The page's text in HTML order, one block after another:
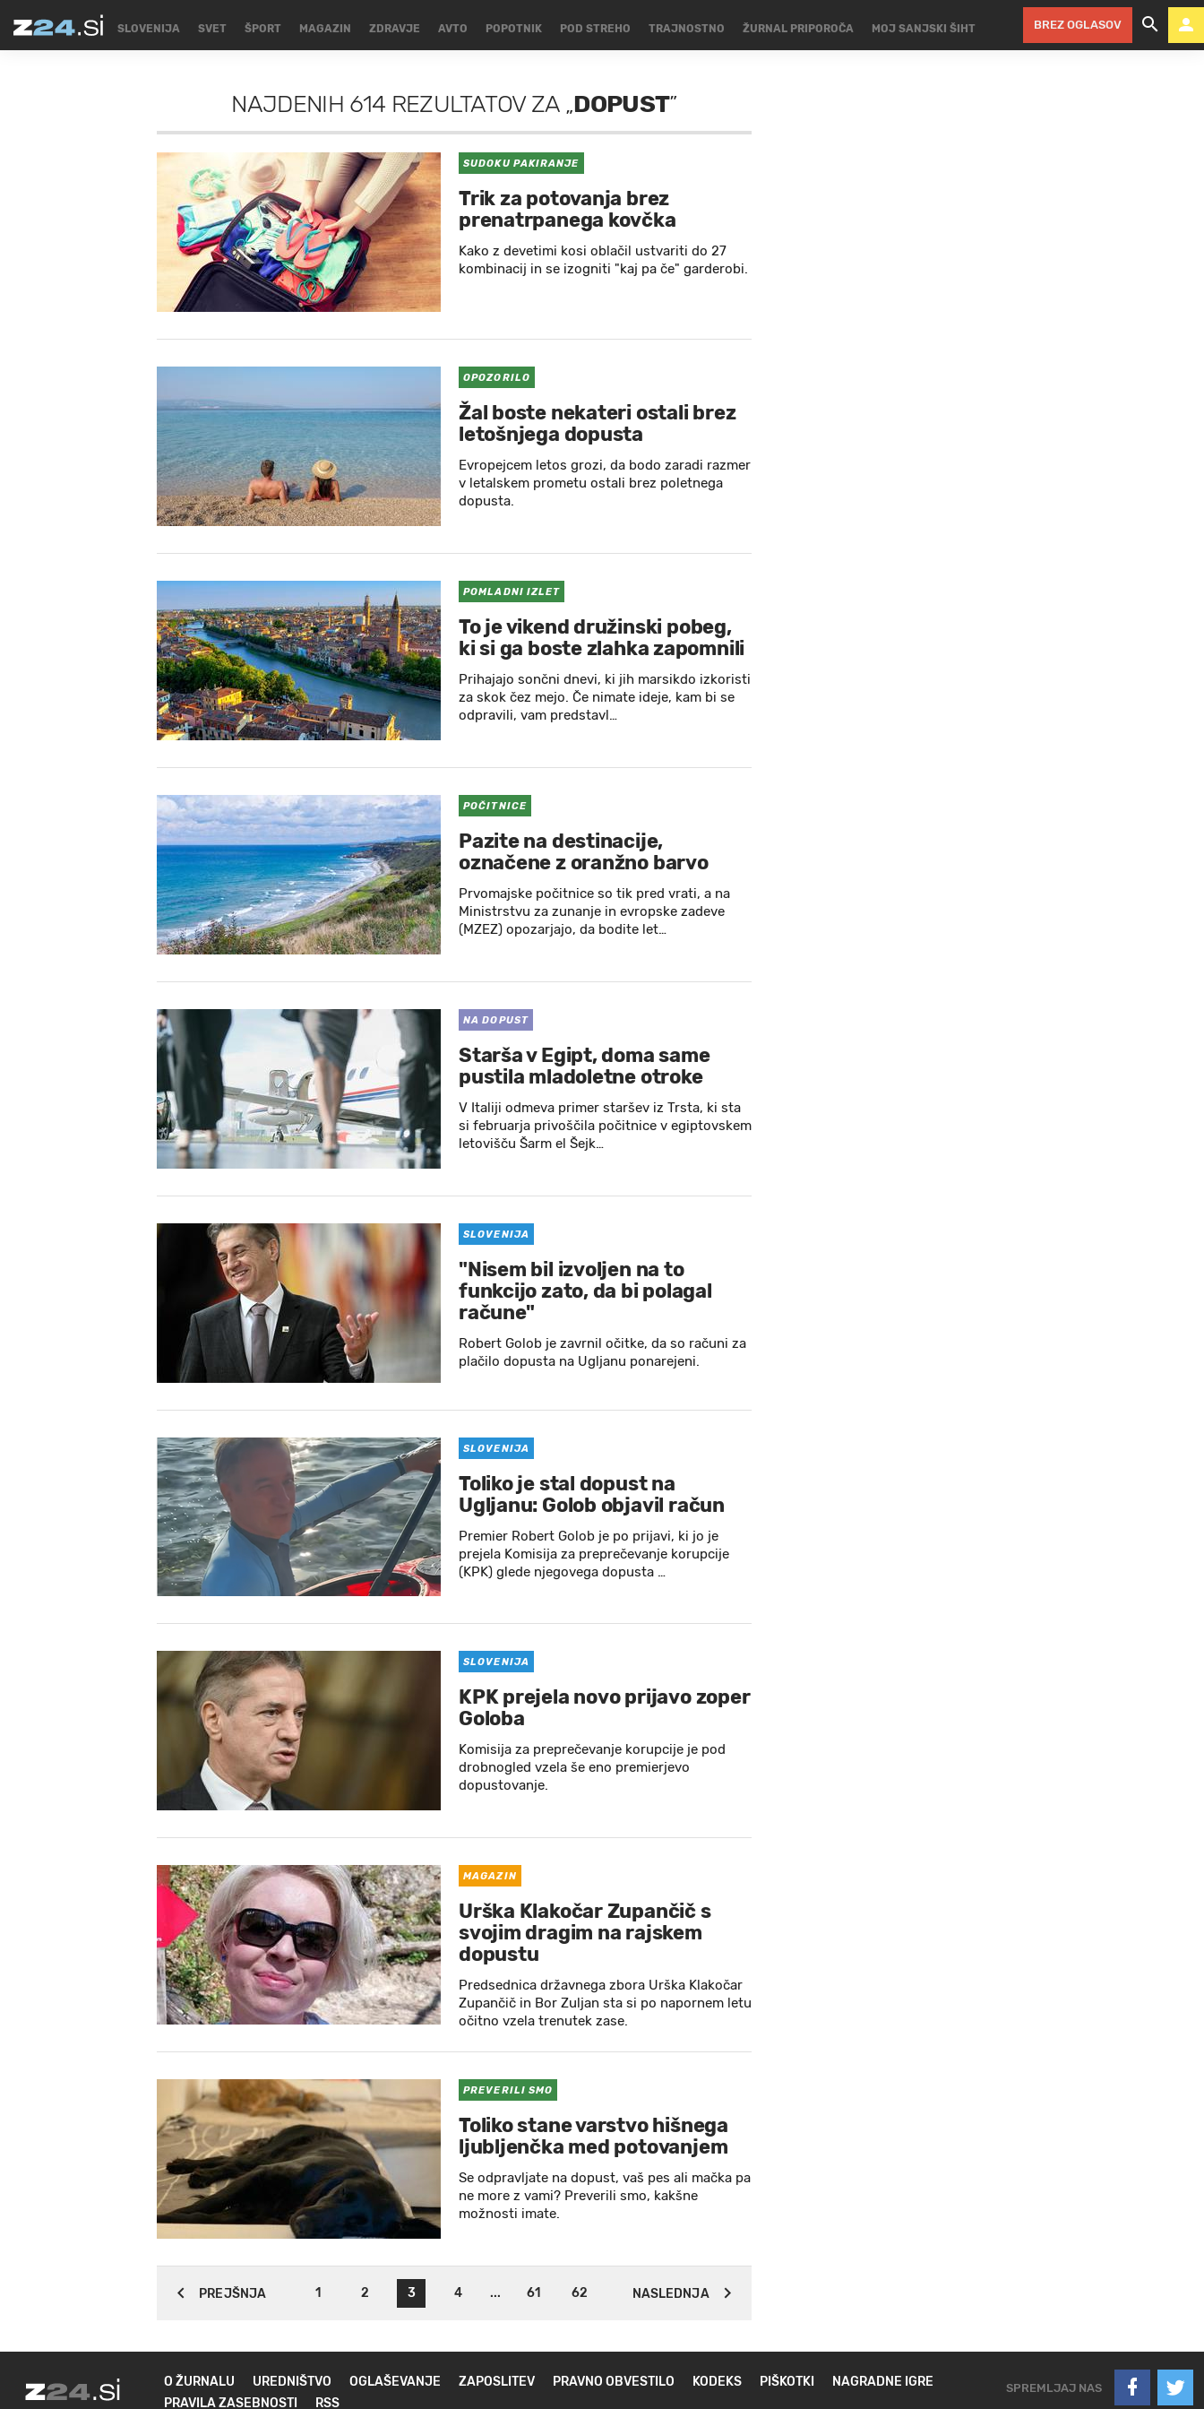
SLOVENIJA SVET ŠPORT MAGAZIN ZDRAVJE AVTO POPOTNIK POD STREHO TRAJNOSTNO ŽURNAL PRIPOROČA MOJ SANJSKI ŠIHT BREZ OGLASOV
NAJDENIH 614 REZULTATOVZA„DOPUST”
SUDOKU PAKIRANJE
Trik za potovanja brez
prenatrpanega kovčka
Kako z devetimi kosi oblačil ustvariti do 27
kombinacij in se izogniti "kaj pa če" garderobi.
OPOZORILO
Žal boste nekateri ostali brez
letošnjega dopusta
Evropejcem letos grozi, da bodo zaradi razmer
v letalskem prometu ostali brez poletnega
dopusta.
POMLADNI IZLET
To je vikend družinski pobeg,
ki si ga boste zlahka zapomnili
Prihajajo sončni dnevi, ki jih marsikdo izkoristi
za skok čez mejo. Če nimate ideje, kam bi se
odpravili, vam predstavl…
POČITNICE
Pazite na destinacije,
označene z oranžno barvo
Prvomajske počitnice so tik pred vrati, a na
Ministrstvu za zunanje in evropske zadeve
(MZEZ) opozarjajo, da bodite let…
NA DOPUST
Starša v Egipt, doma same
pustila mladoletne otroke
V Italiji odmeva primer staršev iz Trsta, ki sta
si februarja privoščila počitnice v egiptovskem
letovišču Šarm el Šejk…
SLOVENIJA
"Nisem bil izvoljen na to
funkcijo zato, da bi polagal
račune"
Robert Golob je zavrnil očitke, da so računi za
plačilo dopusta na Ugljanu ponarejeni.
SLOVENIJA
Toliko je stal dopust na
Ugljanu: Golob objavil račun
Premier Robert Golob je po prijavi, ki jo je
prejela Komisija za preprečevanje korupcije
(KPK) glede njegovega dopusta …
SLOVENIJA
KPK prejela novo prijavo zoper
Goloba
Komisija za preprečevanje korupcije je pod
drobnogled vzela še eno premierjevo
dopustovanje.
MAGAZIN
Urška Klakočar Zupančič s
svojim dragim na rajskem
dopustu
Predsednica državnega zbora Urška Klakočar
Zupančič in Bor Zuljan sta si po napornem letu
očitno vzela trenutek zase.
PREVERILI SMO
Toliko stane varstvo hišnega
ljubljenčka med potovanjem
Se odpravljate na dopust, vaš pes ali mačka pa
ne more z vami? Preverili smo, kakšne
možnosti imate.
PREJŠNJA 1 2 3 4 ... 61 62 NASLEDNJA
O ŽURNALU UREDNIŠTVO OGLAŠEVANJE ZAPOSLITEV PRAVNO OBVESTILO KODEKS PIŠKOTKI
NAGRADNE IGRE
PRAVILA ZASEBNOSTI
RSS
SPREMLJAJ NAS